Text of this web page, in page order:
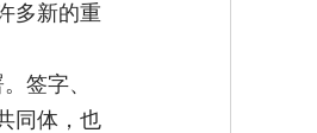
多新的重
签字、
同体，也